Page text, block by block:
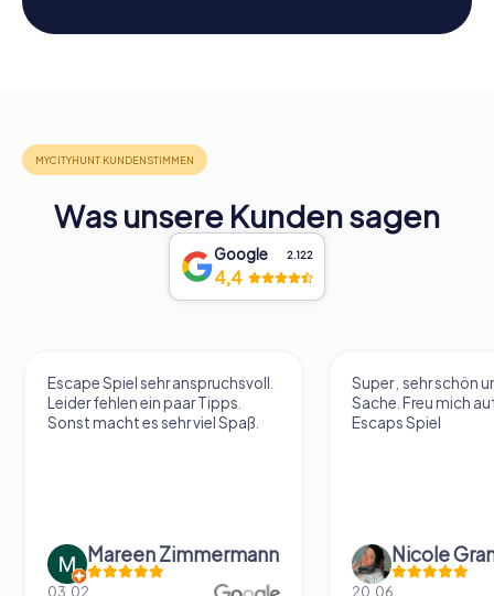
Was unsere Kunden sagen
Google 2.122
4,4
Escape Spiel sehr anspruchsvoll.
Leider fehlen ein paar Tipps.
Sonst macht es sehr viel Spaß.
Mareen Zimmermann
03.02.
Super , sehr schön
Sache. Freu mich
Escaps Spiel
Nicole
20.06.